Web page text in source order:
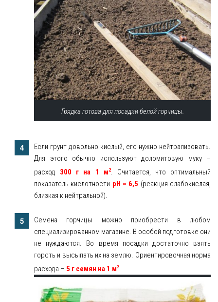
Грядка готова для посадки белой горчицы.
Если грунт довольно кислый, его нужно нейтрализовать.
Для этого обычно используют доломитовую муку –
расход 300 г на 1 м2. Считается, что оптимальный
показатель кислотности pH = 6,5 (реакция слабокислая,
близкая к нейтральной).
Семена горчицы можно приобрести в любом
специализированном магазине. В особой подготовке они
не нуждаются. Во время посадки достаточно взять
горсть и высыпать их на землю. Ориентировочная норма
расхода – 5 г семян на 1 м2.